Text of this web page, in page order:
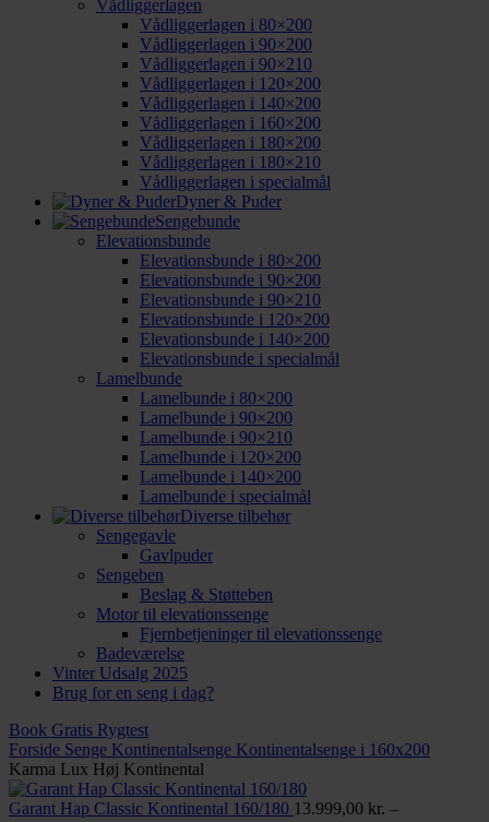
Vådliggerlagen
Vådliggerlagen i 80×200
Vådliggerlagen i 90×200
Vådliggerlagen i 90×210
Vådliggerlagen i 120×200
Vådliggerlagen i 140×200
Vådliggerlagen i 160×200
Vådliggerlagen i 180×200
Vådliggerlagen i 180×210
Vådliggerlagen i specialmål
Dyner & Puder
Sengebunde
Elevationsbunde
Elevationsbunde i 80×200
Elevationsbunde i 90×200
Elevationsbunde i 90×210
Elevationsbunde i 120×200
Elevationsbunde i 140×200
Elevationsbunde i specialmål
Lamelbunde
Lamelbunde i 80×200
Lamelbunde i 90×200
Lamelbunde i 90×210
Lamelbunde i 120×200
Lamelbunde i 140×200
Lamelbunde i specialmål
Diverse tilbehør
Sengegavle
Gavlpuder
Sengeben
Beslag & Støtteben
Motor til elevationssenge
Fjernbetjeninger til elevationssenge
Badeværelse
Vinter Udsalg 2025
Brug for en seng i dag?
Book Gratis Rygtest
Forside Senge Kontinentalsenge Kontinentalsenge i 160x200
Karma Lux Høj Kontinental
Garant Hap Classic Kontinental 160/180 13.999,00 kr. –